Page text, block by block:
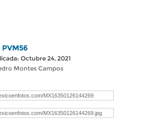
PVM56
Octubre 24, 2021
Montes Campos